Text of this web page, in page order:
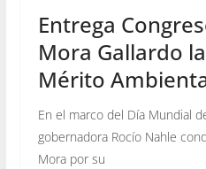
Entrega
Mora Gallardo
Mérito
En el marco del Día Mundial
gobernadora Rocío Nahle
Mora por su